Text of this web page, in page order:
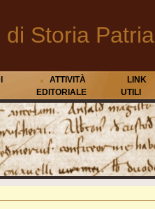
Storia Patria
ATTIVITÀ
EDITORIALE
LINK
UTILI